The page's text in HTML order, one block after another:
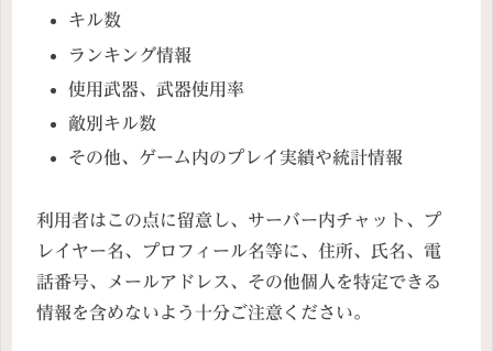
キル数
ランキング情報
使用武器、武器使用率
敵別キル数
その他、ゲーム内のプレイ実績や統計情報
利用者はこの点に留意し、サーバー内チャット、プ
レイヤー名、プロフィール名等に、住所、氏名、電
話番号、メールアドレス、その他個人を特定できる
情報を含めないよう十分ご注意ください。